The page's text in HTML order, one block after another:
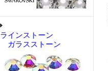
ラインストーン
ガラスストーン